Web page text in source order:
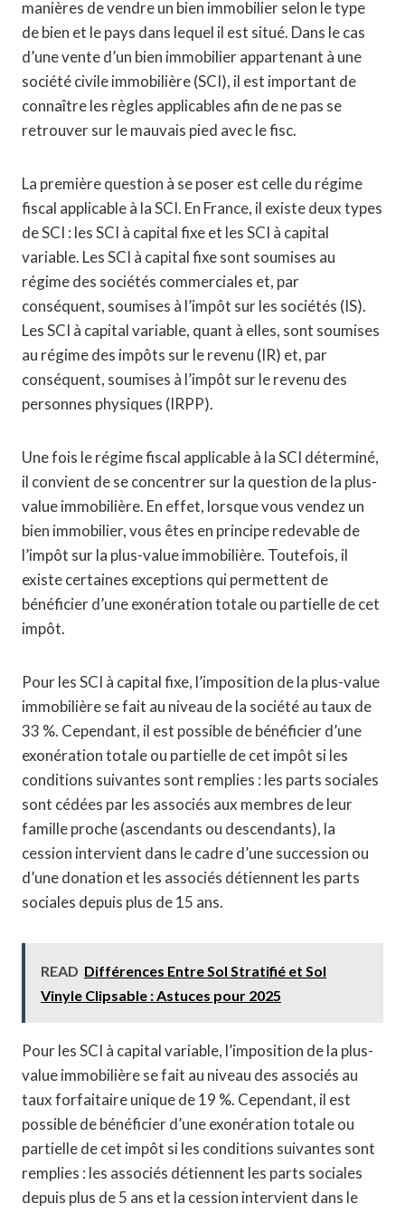
manières de vendre un bien immobilier selon le type
de bien et le pays dans lequel il est situé. Dans le cas
d’une vente d’un bien immobilier appartenant à une
société civile immobilière (SCI), il est important de
connaître les règles applicables afin de ne pas se
retrouver sur le mauvais pied avec le fisc.
La première question à se poser est celle du régime
fiscal applicable à la SCI. En France, il existe deux types
de SCI : les SCI à capital fixe et les SCI à capital
variable. Les SCI à capital fixe sont soumises au
régime des sociétés commerciales et, par
conséquent, soumises à l’impôt sur les sociétés (IS).
Les SCI à capital variable, quant à elles, sont soumises
au régime des impôts sur le revenu (IR) et, par
conséquent, soumises à l’impôt sur le revenu des
personnes physiques (IRPP).
Une fois le régime fiscal applicable à la SCI déterminé,
il convient de se concentrer sur la question de la plus-
value immobilière. En effet, lorsque vous vendez un
bien immobilier, vous êtes en principe redevable de
l’impôt sur la plus-value immobilière. Toutefois, il
existe certaines exceptions qui permettent de
bénéficier d’une exonération totale ou partielle de cet
impôt.
Pour les SCI à capital fixe, l’imposition de la plus-value
immobilière se fait au niveau de la société au taux de
33 %. Cependant, il est possible de bénéficier d’une
exonération totale ou partielle de cet impôt si les
conditions suivantes sont remplies : les parts sociales
sont cédées par les associés aux membres de leur
famille proche (ascendants ou descendants), la
cession intervient dans le cadre d’une succession ou
d’une donation et les associés détiennent les parts
sociales depuis plus de 15 ans.
READ Différences Entre Sol Stratifié et Sol
Vinyle Clipsable : Astuces pour 2025
Pour les SCI à capital variable, l’imposition de la plus-
value immobilière se fait au niveau des associés au
taux forfaitaire unique de 19 %. Cependant, il est
possible de bénéficier d’une exonération totale ou
partielle de cet impôt si les conditions suivantes sont
remplies : les associés détiennent les parts sociales
depuis plus de 5 ans et la cession intervient dans le